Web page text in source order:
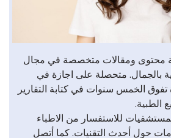
محتوى ومقالات متخصصة في مجال
بالجمال. متحصلة على اجازة في
الخمس سنوات في كتابة التقارير
الطبية.
للاستفسار من الاطباء
حول أحدث التقنيات. كما أتصل